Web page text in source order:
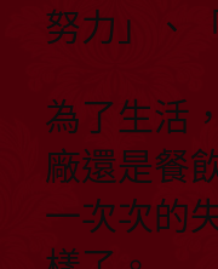
努力」、
為了生活
廠還是餐
一次次的